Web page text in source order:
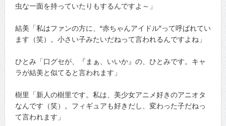
虫な一面を持っていたりもするんですよ～」
結美「私はファンの方に、“赤ちゃんアイドル”って呼ばれてい
ます（笑）。小さい子みたいだねって言われるんですよね」
ひとみ「口グセが、『まぁ、いいか』の、ひとみです。キャ
ラが結美と似てると言われます」
樹里「新人の樹里です。私は、美少女アニメ好きのアニオタ
なんです（笑）。フィギュアも好きだし、変わった子だねっ
て言われます」